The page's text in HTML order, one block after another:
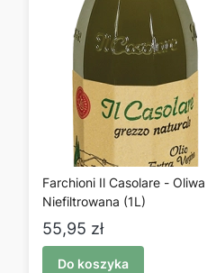
Farchioni Il Casolare -
Niefiltrowana (1L)
Cena
55,95 zł
Do koszyka